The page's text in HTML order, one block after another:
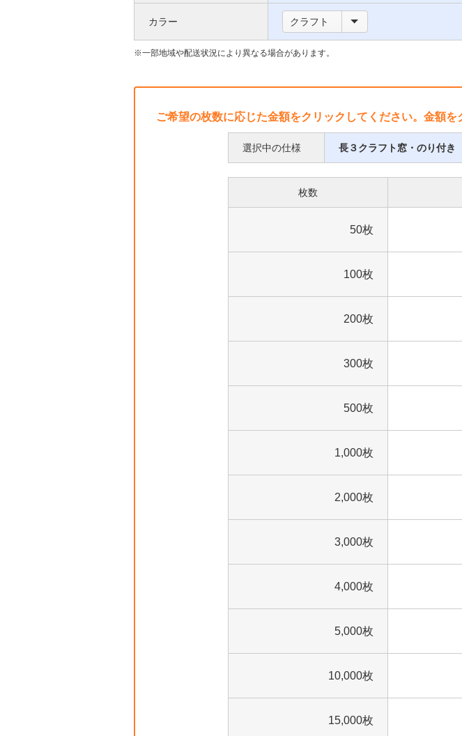
い
枠
つ
カラー クラフト
一部地域や配送状況により異なる場合があります。
ご希望の枚数に応じた金額をクリックしてください。金額
選択中の仕様 長３クラフト窓・のり付き
枚数
50枚
100枚
200枚
300枚
500枚
1,000枚
2,000枚
3,000枚
4,000枚
5,000枚
10,000枚
15,000枚